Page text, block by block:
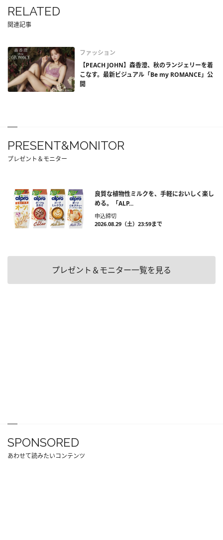
RELATED
関連記事
ファッション
【PEACH JOHN】森香澄、秋のランジェリーを着
こなす。最新ビジュアル「Be my ROMANCE」公
開
PRESENT&MONITOR
プレゼント＆モニター
良質な植物性ミルクを、手軽においしく楽し
める。「ALP...
申込締切
2026.08.29（土）23:59まで
プレゼント＆モニター一覧を見る
SPONSORED
あわせて読みたいコンテンツ